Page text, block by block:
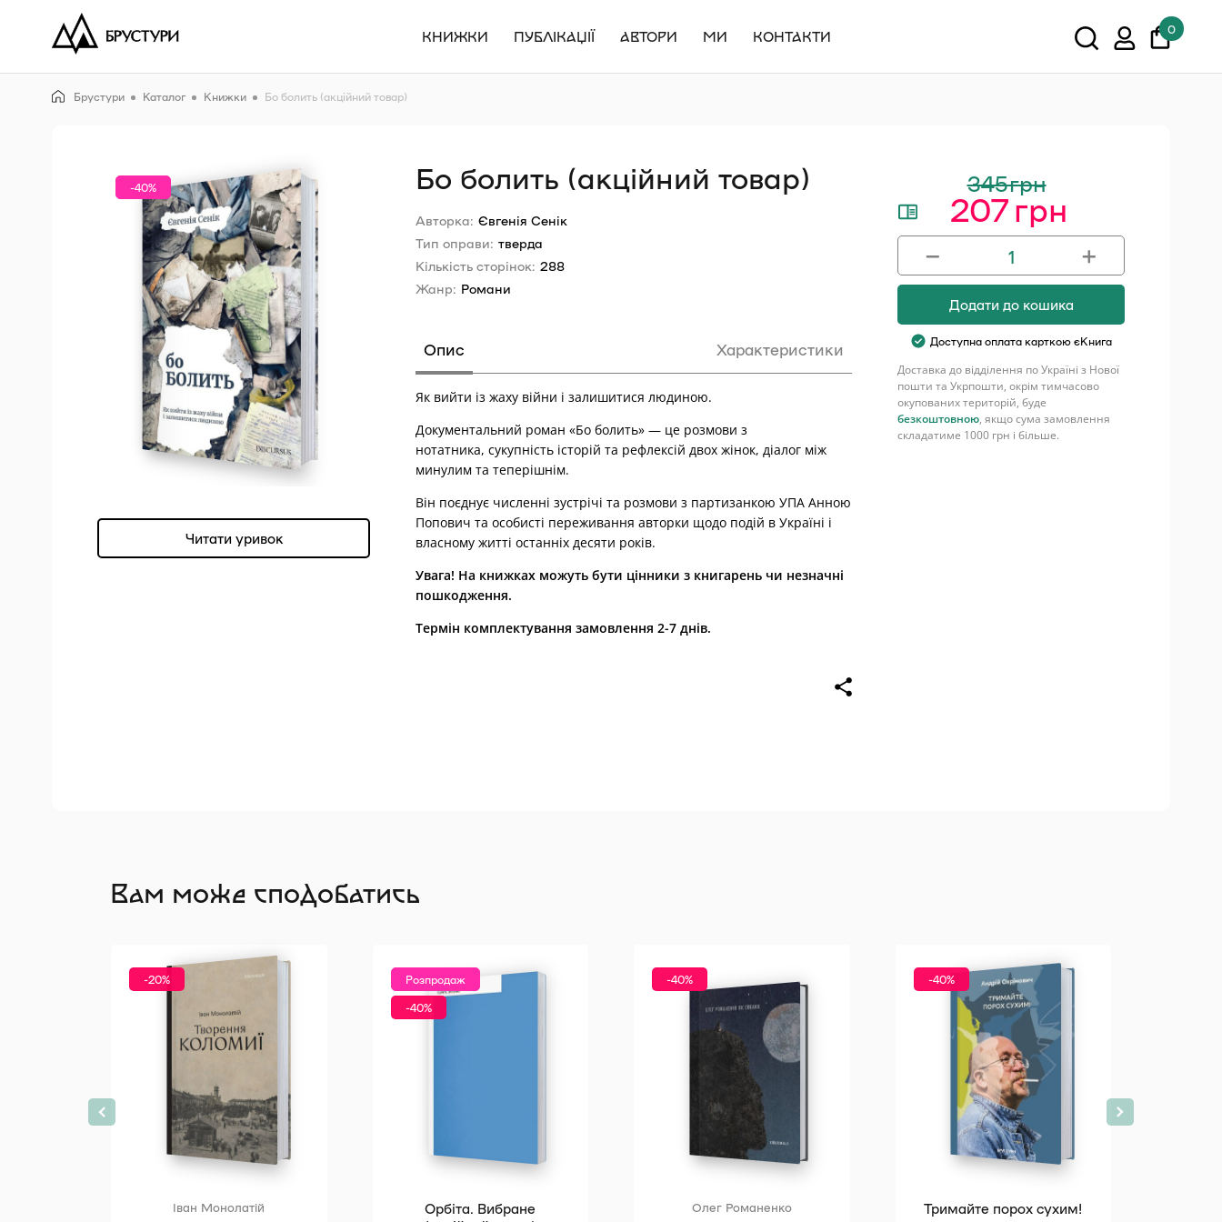
КНИЖКИ ПУБЛІКАЦІЇ АВТОРИ МИ КОНТАКТИ 0
У кошику немає товарів.
Брустури Каталог Книжки Бо болить (акційний товар)
-40%
Читати уривок
Бо болить (акційний товар)
Авторка: Євгенія Сенік
Тип оправи: тверда
Кількість сторінок: 288
Жанр: Романи
Опис Характеристики
Як вийти із жаху війни і залишитися людиною.
Документальний роман «Бо болить» — це розмови з
нотатника, сукупність історій та рефлексій двох жінок, діалог між
минулим та теперішнім.
Він поєднує численні зустрічі та розмови з партизанкою УПА Анною
Попович та особисті переживання авторки щодо подій в Україні і
власному житті останніх десяти років.
Увага! На книжках можуть бути цінники з книгарень чи незначні
пошкодження.
Термін комплектування замовлення 2-7 днів.
345грн
Оригінальна
ціна:
345 грн.
207грн
Поточна
ціна:
207 грн.
Бо
болить
(акційний
товар)
кількість
+
−
Додати до кошика
Доступна оплата карткою єКнига
Доставка до відділення по Україні з Нової
пошти та Укрпошти, окрім тимчасово
окупованих територій, буде
безкоштовною, якщо сума замовлення
складатиме 1000 грн і більше.
Вам може сподобатись
-20%
Іван Монолатій
Орбіта. Вибране
Розпродаж
-40%
-40%
Олег Романенко Тримайте порох сухим!
-40%